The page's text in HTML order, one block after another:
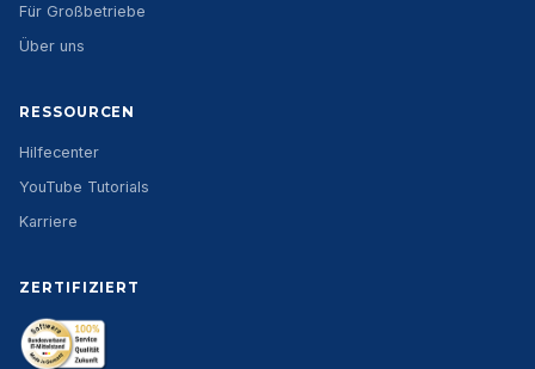
Für Großbetriebe
Über uns
RESSOURCEN
Hilfecenter
YouTube Tutorials
Karriere
ZERTIFIZIERT